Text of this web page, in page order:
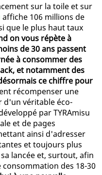
sur la toile et sur
affiche 106 millions de
que le plus haut taux
on vous répète à
de 30 ans passent
à consommer des
et notamment des
ce chiffre pour
récompenser une
d'un véritable éco-
par TYRAmisu
et de pages
ainsi d'adresser
et toujours plus
lancée et, surtout, afin
des 18-30